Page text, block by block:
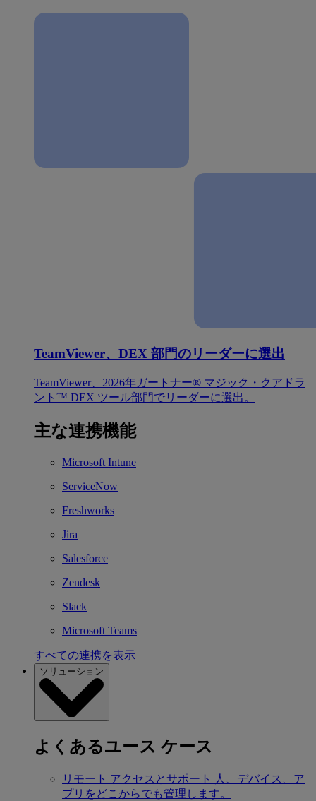
TeamViewer、DEX 部門のリーダーに選出
TeamViewer、2026年ガートナー® マジック・クアドラ
ント™ DEX ツール部門でリーダーに選出。
主な連携機能
Microsoft Intune
ServiceNow
Freshworks
Jira
Salesforce
Zendesk
Slack
Microsoft Teams
すべての連携を表示
ソリューション
よくあるユース ケース
リモート アクセスとサポート
人、デバイス、ア
プリをどこからでも管理します。